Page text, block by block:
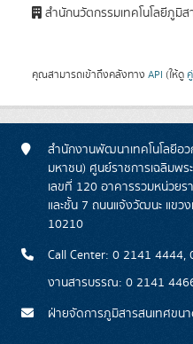
สำนักนวัตกรรมเทคโนโลยีภูมิส
คุณสามารถเข้าถึงคลังทาง API (ให้ดู
สำนักงานพัฒนาเทคโนโลยีอ
มหาชน) ศูนย์ราชการเฉลิมพ
เลขที่ 120 อาคารรวมหน่วย
และชั้น 7 ถนนแจ้งวัฒนะ แขว
10210
Call Center: 0 2141 4444,
งานสารบรรณ: 0 2141
ฝ่ายจัดการภูมิสารสนเทศขน